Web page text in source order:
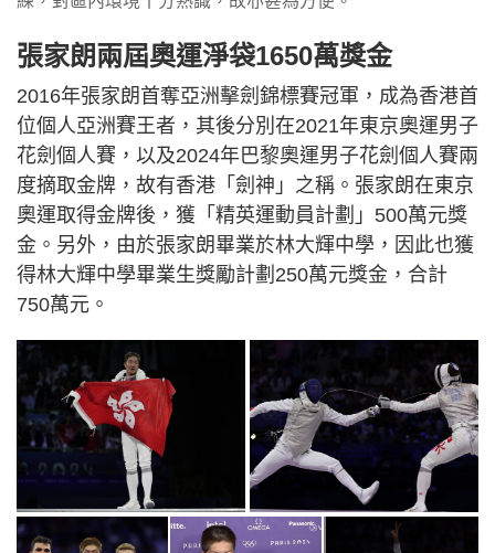
張家朗兩屆奧運淨袋1650萬獎金
2016年張家朗首奪亞洲擊劍錦標賽冠軍，成為香港首
位個人亞洲賽王者，其後分別在2021年東京奧運男子
花劍個人賽，以及2024年巴黎奧運男子花劍個人賽兩
度摘取金牌，故有香港「劍神」之稱。張家朗在東京
奧運取得金牌後，獲「精英運動員計劃」500萬元獎
金。另外，由於張家朗畢業於林大輝中學，因此也獲
得林大輝中學畢業生獎勵計劃250萬元獎金，合計
750萬元。